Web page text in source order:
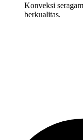
Konveksi
berkualitas.